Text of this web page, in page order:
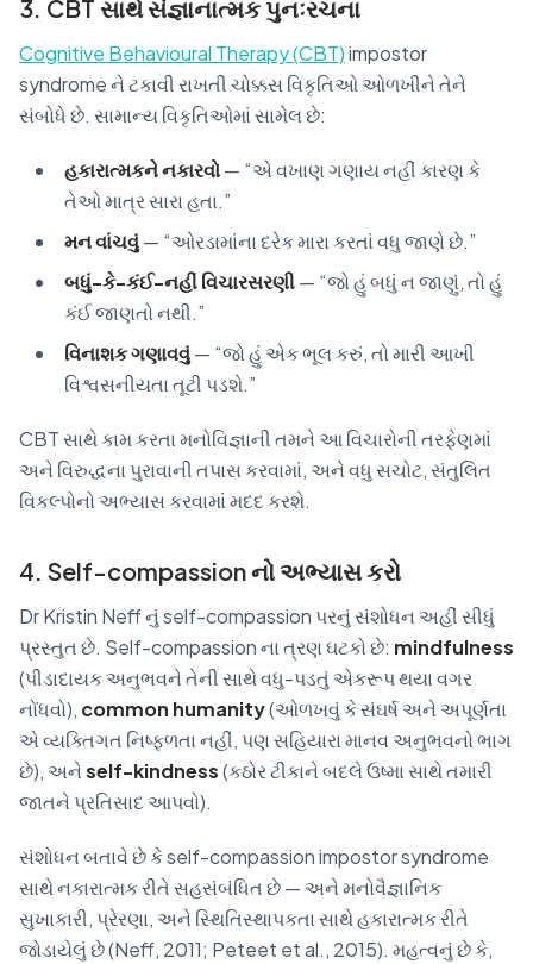
3. CBT સાથે સંજ્ઞાનાત્મક પુનઃરચના
Cognitive Behavioural Therapy (CBT)impostor
syndrome ને ટકાવી રાખતી ચોક્કસ વિકૃતિઓ ઓળખીને તેને
સંબોધે છે. સામાન્ય વિકૃતિઓમાં સામેલ છે:
હકારાત્મકને નકારવો— “એ વખાણ ગણાય નહીં કારણ કે
તેઓ માત્ર સારા હતા.”
મન વાંચવું— “ઓરડામાંના દરેક મારા કરતાં વધુ જાણે છે.”
બધું-કે-કંઈ-નહીં વિચારસરણી— “જો હું બધું ન જાણું, તો હું
કંઈ જાણતો નથી.”
વિનાશક ગણાવવું— “જો હું એક ભૂલ કરું, તો મારી આખી
વિશ્વસનીયતા તૂટી પડશે.”
CBT સાથે કામ કરતા મનોવિજ્ઞાની તમને આ વિચારોની તરફેણમાં
અને વિરુદ્ધના પુરાવાની તપાસ કરવામાં, અને વધુ સચોટ, સંતુલિત
વિકલ્પોનો અભ્યાસ કરવામાં મદદ કરશે.
4. Self-compassion નો અભ્યાસ કરો
Dr Kristin Neff નું self-compassion પરનું સંશોધન અહીં સીધું
પ્રસ્તુત છે. Self-compassion ના ત્રણ ઘટકો છે: mindfulness
(પીડાદાયક અનુભવને તેની સાથે વધુ-પડતું એકરૂપ થયા વગર
નોંધવો), common humanity(ઓળખવું કે સંઘર્ષ અને અપૂર્ણતા
એ વ્યક્તિગત નિષ્ફળતા નહીં, પણ સહિયારા માનવ અનુભવનો ભાગ
છે), અનેself-kindness(કઠોર ટીકાને બદલે ઉષ્મા સાથે તમારી
જાતને પ્રતિસાદ આપવો).
સંશોધન બતાવે છે કે self-compassion impostor syndrome
સાથે નકારાત્મક રીતે સહસંબંધિત છે — અને મનોવૈજ્ઞાનિક
સુખાકારી, પ્રેરણા, અને સ્થિતિસ્થાપકતા સાથે હકારાત્મક રીતે
જોડાયેલું છે (Neff, 2011; Peteet et al., 2015). મહત્વનું છે કે,